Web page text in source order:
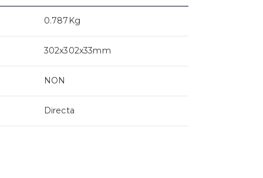
0.787Kg
302x302x33mm
NON
Directa